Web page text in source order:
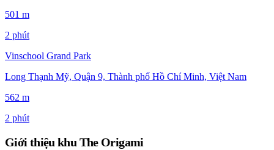
501 m
2 phút
Vinschool Grand Park
Long Thạnh Mỹ, Quận 9, Thành phố Hồ Chí Minh, Việt Nam
562 m
2 phút
Giới thiệu khu The Origami